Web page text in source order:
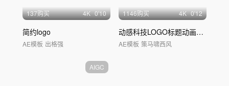
137购买 4K 0'10
简约logo
AE模板 出格强
1146购买 4K 0'12
动感科技LOGO标题动画_intel
AE模板 策马啸西风
AIGC